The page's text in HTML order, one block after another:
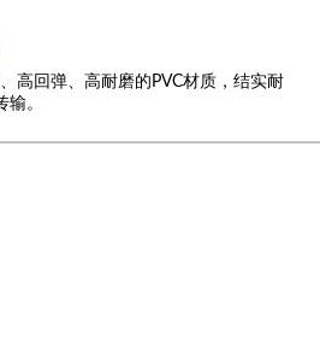
高回弹、高耐磨的PVC材质，结实耐
输。